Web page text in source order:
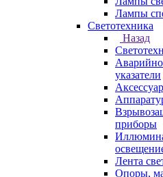
Лампы
Светотехника
Назад
указатели
приборы
Лента
Опоры,